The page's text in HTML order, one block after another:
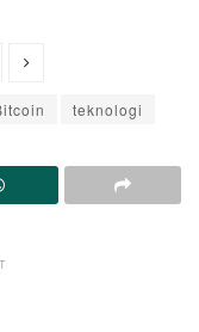
teknologi